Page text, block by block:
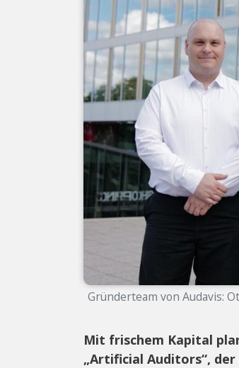
Gründerteam von Audavis:
Mit frischem Kapital
„Artificial Auditors“,